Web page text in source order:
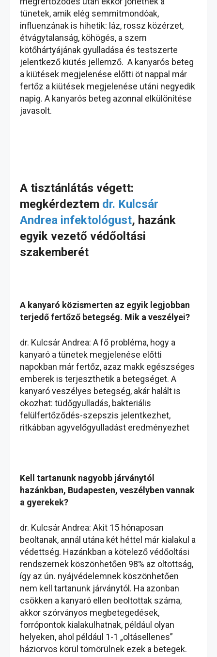
tünetek, amik elég semmitmondóak,
influenzának is hihetik: láz, rossz közérzet,
étvágytalanság, köhögés, a szem
kötőhártyájának gyulladása és testszerte
jelentkező kiütés jellemző. A kanyarós beteg
a kiütések megjelenése előtti öt nappal már
fertőz a kiütések megjelenése utáni negyedik
napig. A kanyarós beteg azonnal elkülönítése
javasolt.
A tisztánlátás végett:
megkérdeztem dr. Kulcsár
Andrea infektológust, hazánk
egyik vezető védőoltási
szakemberét
A kanyaró közismerten az egyik legjobban
terjedő fertőző betegség. Mik a veszélyei?
dr. Kulcsár Andrea: A fő probléma, hogy a
kanyaró a tünetek megjelenése előtti
napokban már fertőz, azaz makk egészséges
emberek is terjeszthetik a betegséget. A
kanyaró veszélyes betegség, akár halált is
okozhat: tüdőgyulladás, bakteriális
felülfertőződés-szepszis jelentkezhet,
ritkábban agyvelőgyulladást eredményezhet
Kell tartanunk nagyobb járványtól
hazánkban, Budapesten, veszélyben vannak
a gyerekek?
dr. Kulcsár Andrea: Akit 15 hónaposan
beoltanak, annál utána két héttel már kialakul a
védettség. Hazánkban a kötelező védőoltási
rendszernek köszönhetően 98% az oltottság,
így az ún. nyájvédelemnek köszönhetően
nem kell tartanunk járványtól. Ha azonban
csökken a kanyaró ellen beoltottak száma,
akkor szórványos megbetegedések,
forrópontok kialakulhatnak, például olyan
helyeken, ahol például 1-1 „oltásellenes”
háziorvos körül tömörülnek ezek a betegek.